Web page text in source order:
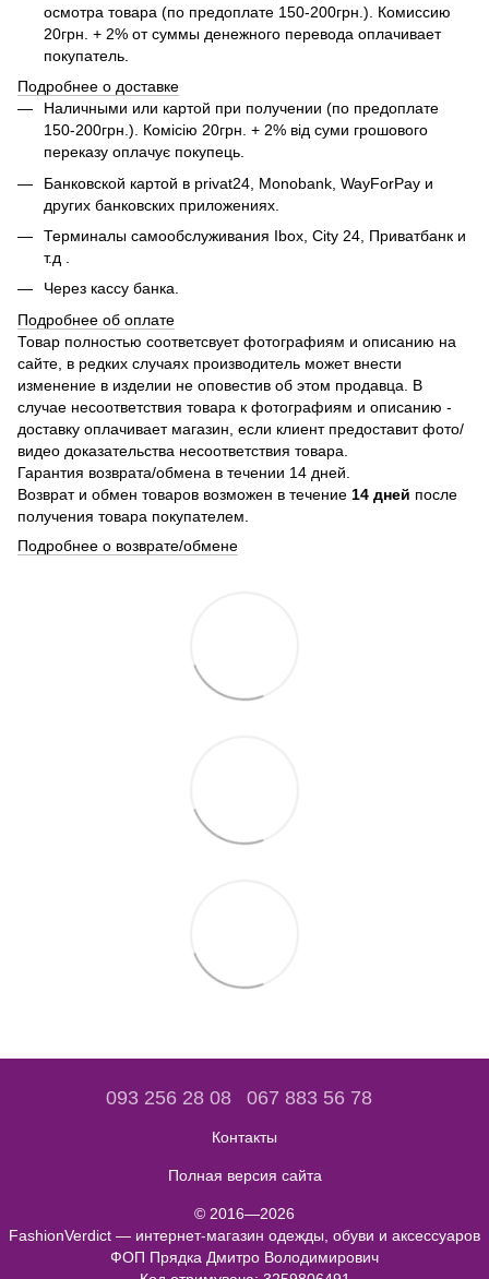
осмотра товара (по предоплате 150-200грн.). Комиссию
20грн. + 2% от суммы денежного перевода оплачивает
покупатель.
Подробнее о доставке
Наличными или картой при получении (по предоплате
150-200грн.). Комісію 20грн. + 2% від суми грошового
переказу оплачує покупець.
Банковской картой в privat24, Monobank, WayForPay и
других банковских приложениях.
Терминалы самообслуживания Ibox, City 24, Приватбанк и
т.д .
Через кассу банка.
Подробнее об оплате
Товар полностью соответсвует фотографиям и описанию на
сайте, в редких случаях производитель может внести
изменение в изделии не оповестив об этом продавца. В
случае несоответствия товара к фотографиям и описанию -
доставку оплачивает магазин, если клиент предоставит фото/
видео доказательства несоответствия товара.
Гарантия возврата/обмена в течении 14 дней.
Возврат и обмен товаров возможен в течение 14 дней после
получения товара покупателем.
Подробнее о возврате/обмене
093 256 28 08 067 883 56 78
Контакты
Полная версия сайта
© 2016—2026
FashionVerdict — интернет-магазин одежды, обуви и аксессуаров
ФОП Прядка Дмитро Володимирович